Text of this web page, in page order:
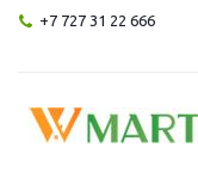
+7 727 31 22 666